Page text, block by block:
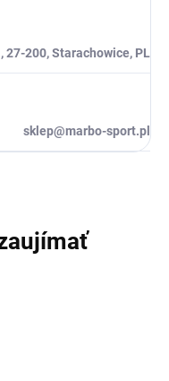
27-200, Starachowice, PL
sklep@marbo-sport.pl